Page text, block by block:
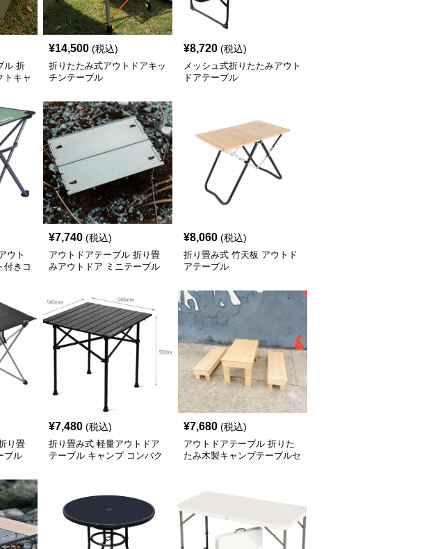
ル 折
キャ
¥14,500 (税込)
折りたたみ式アウトドアキッ
チンテーブル
¥8,720 (税込)
メッシュ式折りたたみアウト
ドアテーブル
ウト
付きコ
¥7,740 (税込)
アウトドアテーブル 折り畳
みアウトドア ミニテーブル
¥8,060 (税込)
折り畳み式 竹天板 アウトド
アテーブル
り畳
ブル
¥7,480 (税込)
折り畳み式 軽量アウトドア
テーブル キャンプ コンパク
¥7,680 (税込)
アウトドアテーブル 折りた
たみ木製キャンプテーブルセ